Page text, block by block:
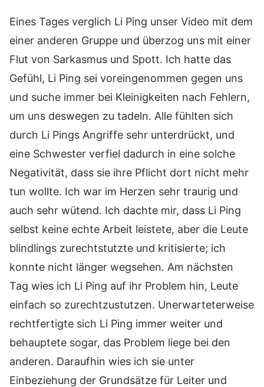
Eines Tages verglich Li Ping unser Video mit dem
einer anderen Gruppe und überzog uns mit einer
Flut von Sarkasmus und Spott. Ich hatte das
Gefühl, Li Ping sei voreingenommen gegen uns
und suche immer bei Kleinigkeiten nach Fehlern,
um uns deswegen zu tadeln. Alle fühlten sich
durch Li Pings Angriffe sehr unterdrückt, und
eine Schwester verfiel dadurch in eine solche
Negativität, dass sie ihre Pflicht dort nicht mehr
tun wollte. Ich war im Herzen sehr traurig und
auch sehr wütend. Ich dachte mir, dass Li Ping
selbst keine echte Arbeit leistete, aber die Leute
blindlings zurechtstutzte und kritisierte; ich
konnte nicht länger wegsehen. Am nächsten
Tag wies ich Li Ping auf ihr Problem hin, Leute
einfach so zurechtzustutzen. Unerwarteterweise
rechtfertigte sich Li Ping immer weiter und
behauptete sogar, das Problem liege bei den
anderen. Daraufhin wies ich sie unter
Einbeziehung der Grundsätze für Leiter und